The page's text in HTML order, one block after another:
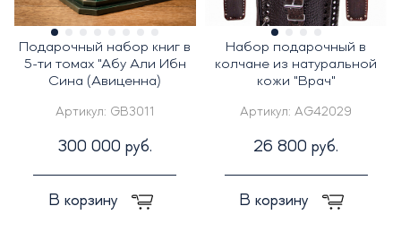
Подарочный набор книг в
5-ти томах "Абу Али Ибн
Сина (Авиценна)
Артикул: GB3011
300 000 руб.
В корзину
Набор подарочный в
колчане из натуральной
кожи "Врач"
Артикул:AG42029
26 800 руб.
В корзину